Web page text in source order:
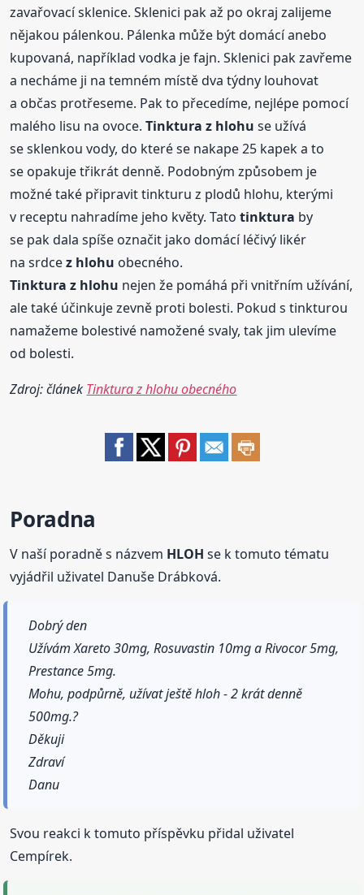
zavařovací sklenice. Sklenici pak až po okraj zalijeme
nějakou pálenkou. Pálenka může být domácí anebo
kupovaná, například vodka je fajn. Sklenici pak zavřeme
a necháme ji na temném místě dva týdny louhovat
a občas protřeseme. Pak to přecedíme, nejlépe pomocí
malého lisu na ovoce.Tinktura z hlohu se užívá
se sklenkou vody, do které se nakape 25 kapek a to
se opakuje třikrát denně. Podobným způsobem je
možné také připravit tinkturu z plodů hlohu, kterými
v receptu nahradíme jeho květy. Tatotinktura by
se pak dala spíše označit jako domácí léčivý likér
na srdcez hlohu obecného.
Tinktura z hlohu nejen že pomáhá při vnitřním užívání,
ale také účinkuje zevně proti bolesti. Pokud s tinkturou
namažeme bolestivé namožené svaly, tak jim ulevíme
od bolesti.
Zdroj: článek Tinktura z hlohu obecného
Poradna
V naší poradně s názvem HLOH se k tomuto tématu
vyjádřil uživatel Danuše Drábková.
Dobrý den
Užívám Xareto 30mg, Rosuvastin 10mg a Rivocor 5mg,
Prestance 5mg.
Mohu, podpůrně, užívat ještě hloh - 2 krát denně
500mg.?
Děkuji
Zdraví
Danu
Svou reakci k tomuto příspěvku přidal uživatel
Cempírek.